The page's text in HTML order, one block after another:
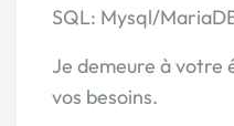
SQL: Mysql/
Je demeure à votre
vos besoins.